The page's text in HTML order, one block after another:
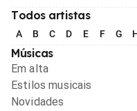
Todos artistas
A B C D E F G
Músicas
Em alta
Estilos musicais
Novidades